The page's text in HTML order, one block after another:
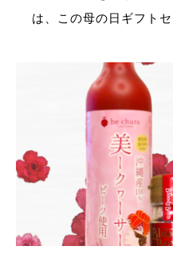
は、この母の日ギフトセ